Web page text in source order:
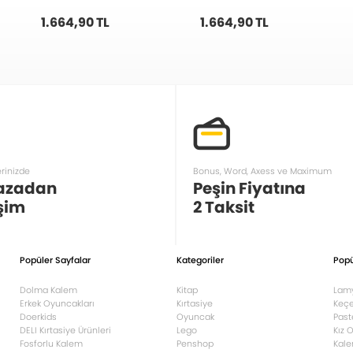
1.664,90 TL 1.664,90 TL
Bonus, Word, Axess ve Maximum
Peşin Fiyatına
2 Taksit
Popüler Sayfalar
Dolma Kalem
Erkek Oyuncakları
Doerkids
DELI Kırtasiye Ürünleri
Fosforlu Kalem
Kategoriler
Kitap
Kırtasiye
Oyuncak
Lego
Penshop
Kız